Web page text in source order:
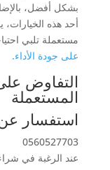
بشكل أفضل،
أحد هذه
مستعملة تلبي
على جودة الأداء.
التفاوض
المستعملة
استفسار عن
0560527703
عند الرغبة في